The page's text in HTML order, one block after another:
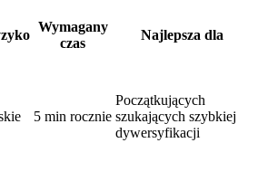
Wymagany
czas
Najlepsza dla
5 min rocznie
Początkujących
szukających szybkiej
dywersyfikacji